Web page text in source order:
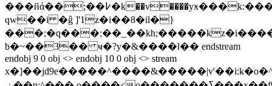
���йά��;��߇�k��v����yӿ���k:�������x�il�f]
qw��i �ĝ ]'1z�i��8�il�}
b�~��3�� ҹ�?y�&����l�� endstream
endobj 9 0 obj <> endobj 10 0 obj <> stream
x�]��jd9e�����^����&���